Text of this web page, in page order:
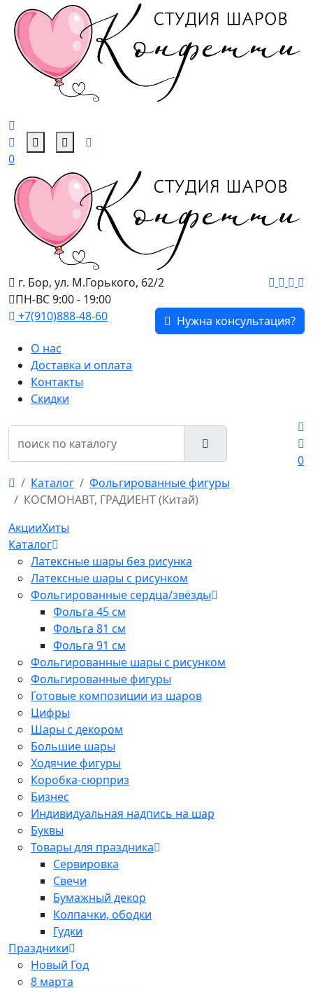
0
г. Бор, ул. М.Горького, 62/2
ПН-ВС 9:00 - 19:00
+7(910)888-48-60
Нужна консультация?
О нас
Доставка и оплата
Контакты
Скидки
0
Каталог
Фольгированные фигуры
КОСМОНАВТ, ГРАДИЕНТ (Китай)
АкцииХиты
Каталог
Латексные шары без рисунка
Латексные шары с рисунком
Фольгированные сердца/звёзды
Фольга 45 см
Фольга 81 см
Фольга 91 см
Фольгированные шары с рисунком
Фольгированные фигуры
Готовые композиции из шаров
Цифры
Шары с декором
Большие шары
Ходячие фигуры
Коробка-сюрприз
Бизнес
Индивидуальная надпись на шар
Буквы
Товары для праздника
Сервировка
Свечи
Бумажный декор
Колпачки, ободки
Гудки
Праздники
Новый Год
8 марта